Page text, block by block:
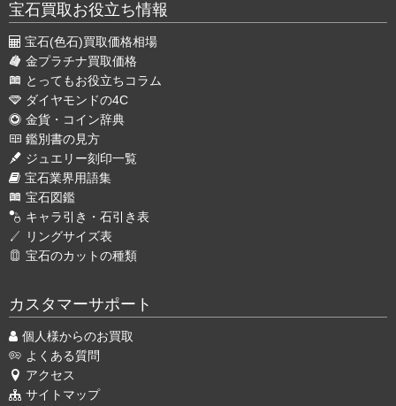
宝石買取お役立ち情報
宝石(色石)買取価格相場
金プラチナ買取価格
とってもお役立ちコラム
ダイヤモンドの4C
金貨・コイン辞典
鑑別書の見方
ジュエリー刻印一覧
宝石業界用語集
宝石図鑑
キャラ引き・石引き表
リングサイズ表
宝石のカットの種類
カスタマーサポート
個人様からのお買取
よくある質問
アクセス
サイトマップ